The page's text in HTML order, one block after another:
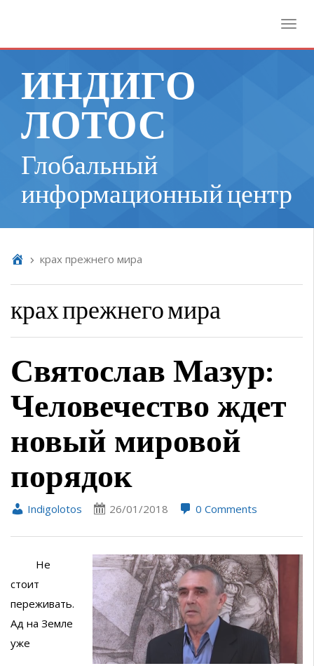
ИНДИГО
ЛОТОС
Глобальный
информационный центр
крах прежнего мира
крах прежнего мира
Святослав Мазур:
Человечество ждет
новый мировой
порядок
Indigolotos 26/01/2018 0 Comments
Не
стоит
переживать.
Ад на Земле
уже